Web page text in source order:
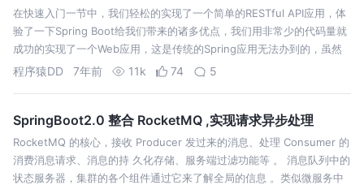
在快速入门一节中，我们轻松的实现了一个简单的RESTful API应用，体
验了一下Spring Boot给我们带来的诸多优点，我们用非常少的代码量就
成功的实现了一个Web应用，这是传统的Spring应用无法办到的，虽然
我们在实现Controller时用到的代码是一样的，但是在配…
程序猿DD 7年前 11k 74 5
SpringBoot2.0 整合 RocketMQ ,实现请求异步处理
RocketMQ 的核心，接收 Producer 发过来的消息、处理 Consumer 的
消费消息请求、消息的持 久化存储、服务端过滤功能等 。 消息队列中的
状态服务器，集群的各个组件通过它来了解全局的信息 。类似微服务中